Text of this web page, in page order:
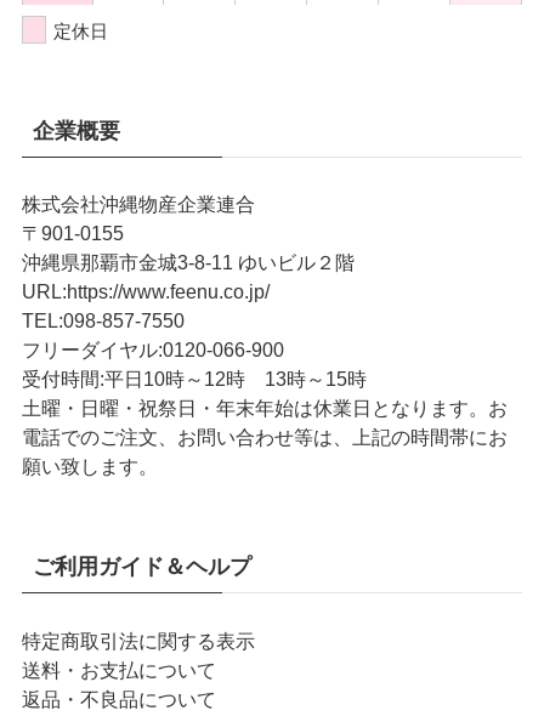
定休日
企業概要
株式会社沖縄物産企業連合
〒901-0155
沖縄県那覇市金城3-8-11 ゆいビル２階
URL:https://www.feenu.co.jp/
TEL:098-857-7550
フリーダイヤル:0120-066-900
受付時間:平日10時～12時 13時～15時
土曜・日曜・祝祭日・年末年始は休業日となります。お
電話でのご注文、お問い合わせ等は、上記の時間帯にお
願い致します。
ご利用ガイド＆ヘルプ
特定商取引法に関する表示
送料・お支払について
返品・不良品について